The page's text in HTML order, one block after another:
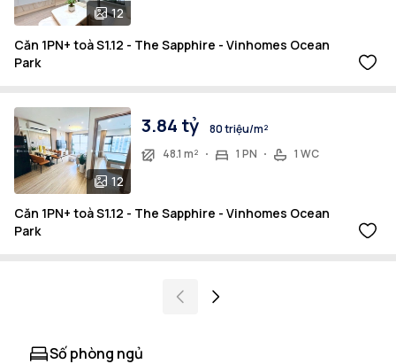
12
Căn 1PN+ toà S1.12 - The Sapphire - Vinhomes Ocean
Park
12
3.84 tỷ
80 triệu/m²
48.1 m²
1 PN 1 WC
Căn 1PN+ toà S1.12 - The Sapphire - Vinhomes Ocean
Park
Số phòng ngủ